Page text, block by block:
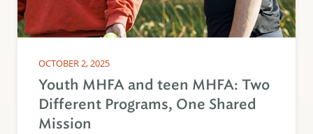
OCTOBER 2, 2025
Youth MHFA and teen MHFA: Two
Different Programs, One Shared
Mission